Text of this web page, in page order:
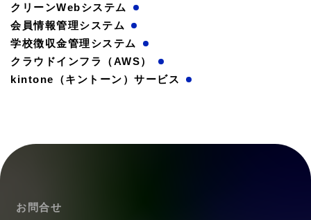
クリーンWebシステム
会員情報管理システム
学校徴収金管理システム
クラウドインフラ（AWS）
kintone（キントーン）サービス
お問合せ